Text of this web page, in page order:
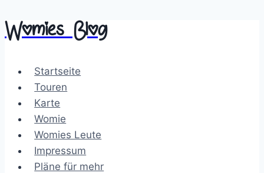
Zum
Inhalt
Womies Blog
Startseite
Touren
Karte
Womie
Womies Leute
Impressum
Pläne für mehr